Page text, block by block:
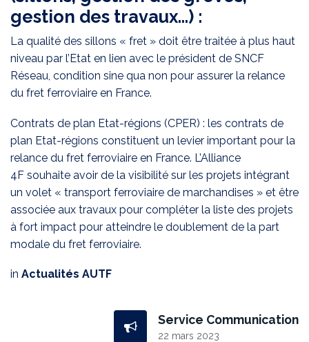
gestion des travaux…) :
La qualité des sillons « fret » doit être traitée à plus haut
niveau par l’Etat en lien avec le président de SNCF
Réseau, condition sine qua non pour assurer la relance
du fret ferroviaire en France.
Contrats de plan Etat-régions (CPER) : les contrats de
plan Etat-régions constituent un levier important pour la
relance du fret ferroviaire en France. L’Alliance
4F souhaite avoir de la visibilité sur les projets intégrant
un volet « transport ferroviaire de marchandises » et être
associée aux travaux pour compléter la liste des projets
à fort impact pour atteindre le doublement de la part
modale du fret ferroviaire.
in Actualités AUTF
Service Communication
22 mars 2023